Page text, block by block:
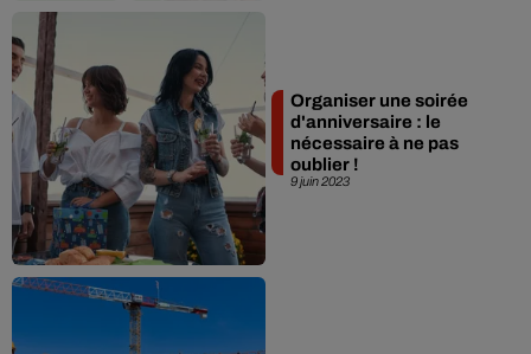
9 juin 2023
Organiser une soirée
d'anniversaire : le
nécessaire à ne pas
oublier !